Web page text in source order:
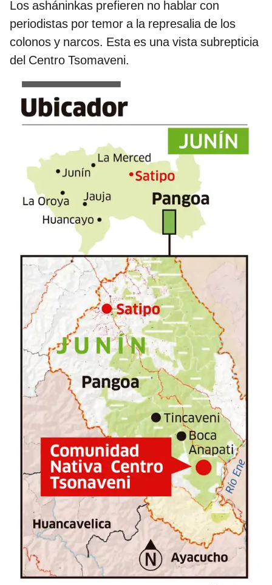
Los asháninkas prefieren no hablar con
periodistas por temor a la represalia de los
colonos y narcos. Esta es una vista subrepticia
del Centro Tsomaveni.